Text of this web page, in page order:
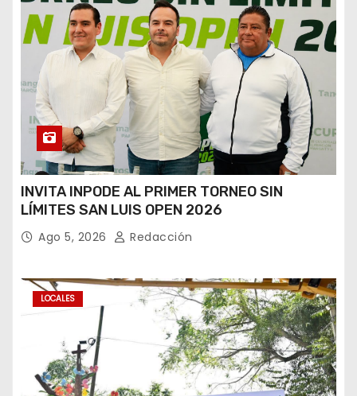
INVITA INPODE AL PRIMER TORNEO SIN
LÍMITES SAN LUIS OPEN 2026
Ago 5, 2026 Redacción
LOCALES